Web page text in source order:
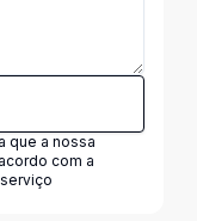
que a nossa
com a